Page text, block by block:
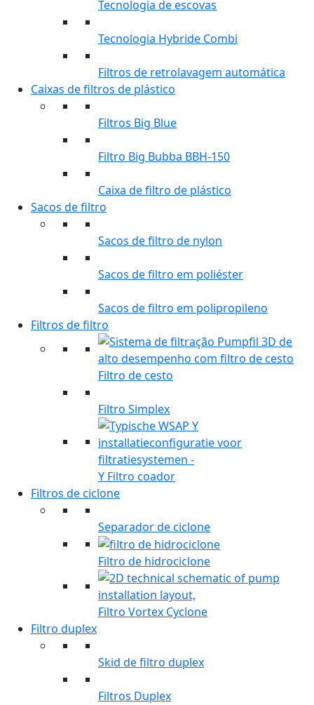
Tecnologia de escovas
Tecnologia Hybride Combi
Filtros de retrolavagem automática
Caixas de filtros de plástico
Filtros Big Blue
Filtro Big Bubba BBH-150
Caixa de filtro de plástico
Sacos de filtro
Sacos de filtro de nylon
Sacos de filtro em poliéster
Sacos de filtro em polipropileno
Filtros de filtro
Filtro de cesto
Filtro Simplex
Y Filtro coador
Filtros de ciclone
Separador de ciclone
Filtro de hidrociclone
Filtro Vortex Cyclone
Filtro duplex
Skid de filtro duplex
Filtros Duplex